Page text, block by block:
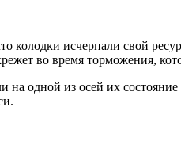
колодки исчерпали свой
во время торможения,
на одной из осей их